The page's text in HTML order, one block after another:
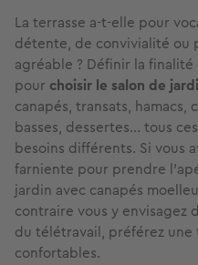
La terrasse a-t-elle pour
détente, de convivialité ou
agréable ? Définir la
pour choisir le salon de
canapés, transats, hamacs,
basses, dessertes... tous
besoins différents. Si vous
farniente pour prendre
jardin avec canapés
contraire vous y envisagez
du télétravail, préférez une
confortables.